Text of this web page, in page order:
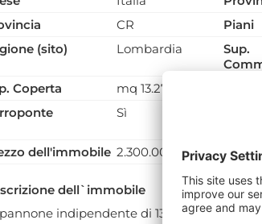
CR Piani
(sito)
Lombardia
Sup.
Coperta mq 13.273
Sì
dell'immobile 2.300.000,00 € Valuta
dell`immobile
indipendente di 13000 mq